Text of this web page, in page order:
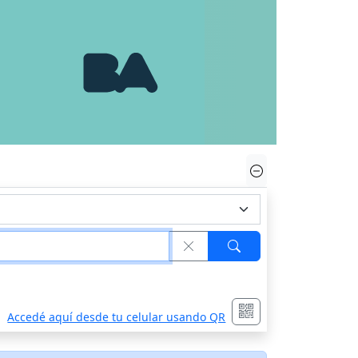
Accedé aquí desde tu celular usando QR